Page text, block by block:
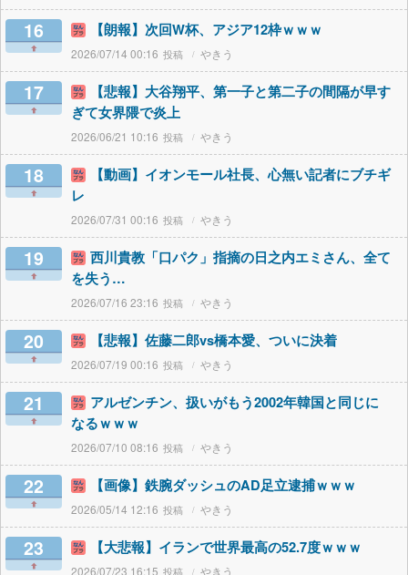
16 【朗報】次回W杯、アジア12枠ｗｗｗ
2026/07/14 00:16 やきう
17
【悲報】大谷翔平、第一子と第二子の間隔が早す
ぎて女界隈で炎上
2026/06/21 10:16 やきう
18
【動画】イオンモール社長、心無い記者にブチギ
レ
2026/07/31 00:16 やきう
19
西川貴教「口パク」指摘の日之内エミさん、全て
を失う…
2026/07/16 23:16 やきう
20 【悲報】佐藤二郎vs橋本愛、ついに決着
2026/07/19 00:16 やきう
21
アルゼンチン、扱いがもう2002年韓国と同じに
なるｗｗｗ
2026/07/10 08:16 やきう
22 【画像】鉄腕ダッシュのAD足立逮捕ｗｗｗ
2026/05/14 12:16 やきう
23 【大悲報】イランで世界最高の52.7度ｗｗｗ
2026/07/23 16:15 やきう